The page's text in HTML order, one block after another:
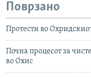
Поврзано
Протести во
Почна процесот за
во Охис